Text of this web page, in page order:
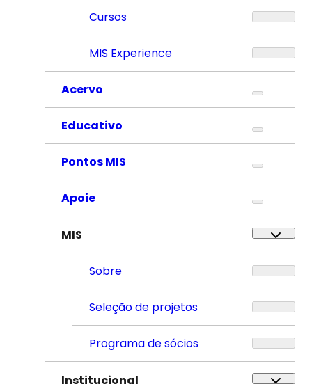
Cursos
MIS Experience
Acervo
Educativo
Pontos MIS
Apoie
MIS
Sobre
Seleção de projetos
Programa de sócios
Institucional